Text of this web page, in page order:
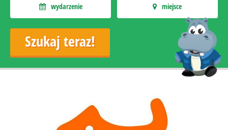
wydarzenie miejsce